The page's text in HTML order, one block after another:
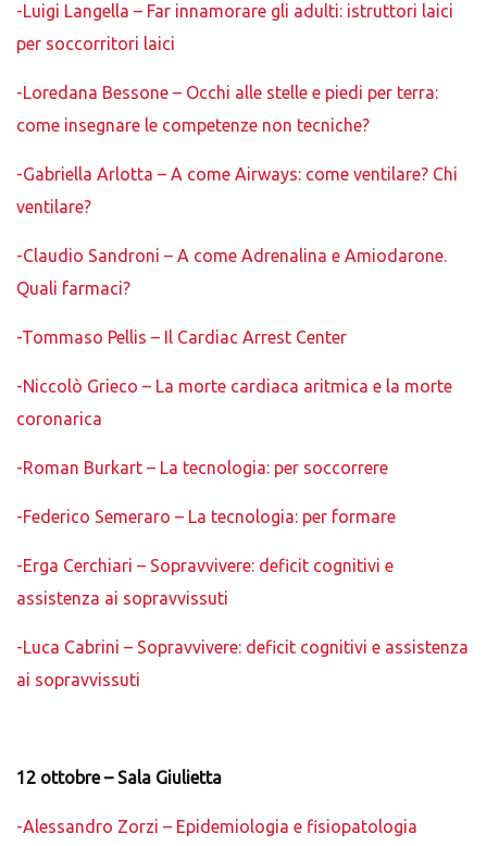
-Luigi Langella – Far innamorare gli adulti: istruttori laici
per soccorritori laici
-Loredana Bessone – Occhi alle stelle e piedi per terra:
come insegnare le competenze non tecniche?
-Gabriella Arlotta – A come Airways: come ventilare? Chi
ventilare?
-Claudio Sandroni – A come Adrenalina e Amiodarone.
Quali farmaci?
-Tommaso Pellis – Il Cardiac Arrest Center
-Niccolò Grieco – La morte cardiaca aritmica e la morte
coronarica
-Roman Burkart – La tecnologia: per soccorrere
-Federico Semeraro – La tecnologia: per formare
-Erga Cerchiari – Sopravvivere: deficit cognitivi e
assistenza ai sopravvissuti
-Luca Cabrini – Sopravvivere: deficit cognitivi e assistenza
ai sopravvissuti
12 ottobre – Sala Giulietta
-Alessandro Zorzi – Epidemiologia e fisiopatologia